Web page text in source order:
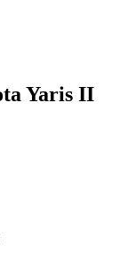
Yaris II